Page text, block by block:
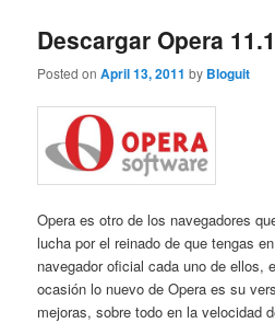
Descargar Opera
Posted onApril 13, 2011 by Bloguit
Opera es otro de los navegadores
lucha por el reinado de que tengas
navegador oficial cada uno de ellos,
ocasión lo nuevo de Opera es su
mejoras, sobre todo en la velocidad